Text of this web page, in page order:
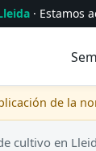
· Estamos
de la
cultivo en